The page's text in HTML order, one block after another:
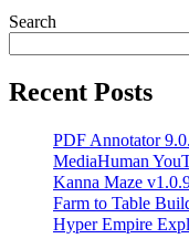
Search
Recent Posts